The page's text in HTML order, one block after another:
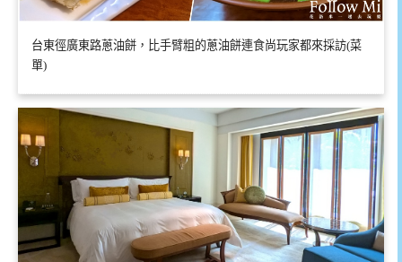
台東徑廣東路蔥油餅，比手臂粗的蔥油餅連食尚玩家都來採訪(菜
單)